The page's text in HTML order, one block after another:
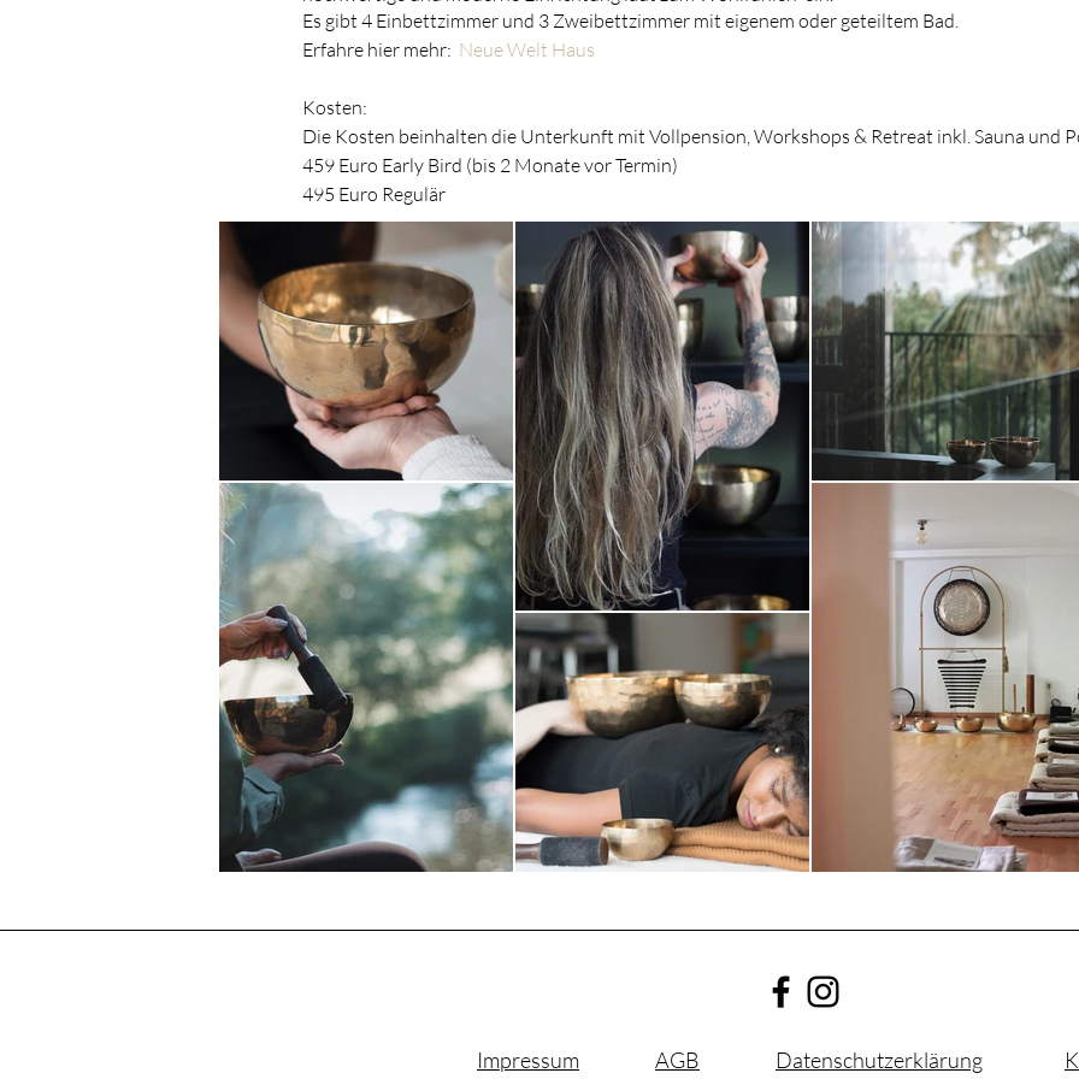
Es gibt 4 Einbettzimmer und 3 Zweibettzimmer mit eigenem oder geteiltem Bad.
Erfahre hier mehr: Neue Welt Haus
Kosten:
Die Kosten beinhalten die Unterkunft mit Vollpension, Workshops & Retreat inkl. Sauna und
459 Euro Early Bird (bis 2 Monate vor Termin)
495 Euro Regulär
Impressum AGB Datenschutzerklärung